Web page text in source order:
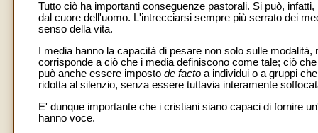
Tutto ciò ha importanti conseguenze pastorali. Si può,
dal cuore dell'uomo. L'intrecciarsi sempre più serrato dei
senso della vita.
I media hanno la capacità di pesare non solo sulle
corrisponde a ciò che i media definiscono come tale; ciò
può anche essere imposto de facto a individui o a gruppi
ridotta al silenzio, senza essere tuttavia interamente
E' dunque importante che i cristiani siano capaci di fornire
hanno voce.